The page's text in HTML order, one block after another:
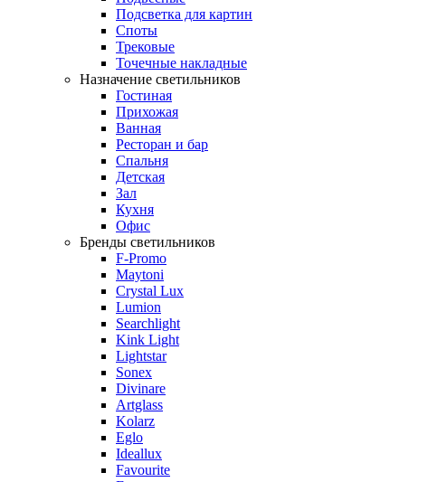
Подсветка для картин
Споты
Трековые
Точечные накладные
Назначение светильников
Гостиная
Прихожая
Ванная
Ресторан и бар
Спальня
Детская
Зал
Кухня
Офис
Бренды светильников
F-Promo
Maytoni
Crystal Lux
Lumion
Searchlight
Kink Light
Lightstar
Sonex
Divinare
Artglass
Kolarz
Eglo
Ideallux
Favourite